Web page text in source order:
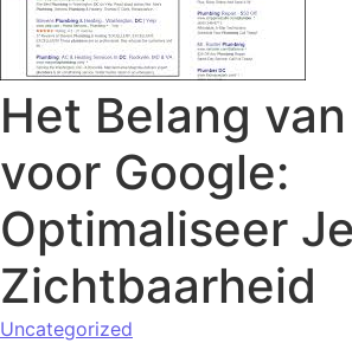
Het Belang van
voor Google:
Optimaliseer
Zichtbaarheid
Uncategorized